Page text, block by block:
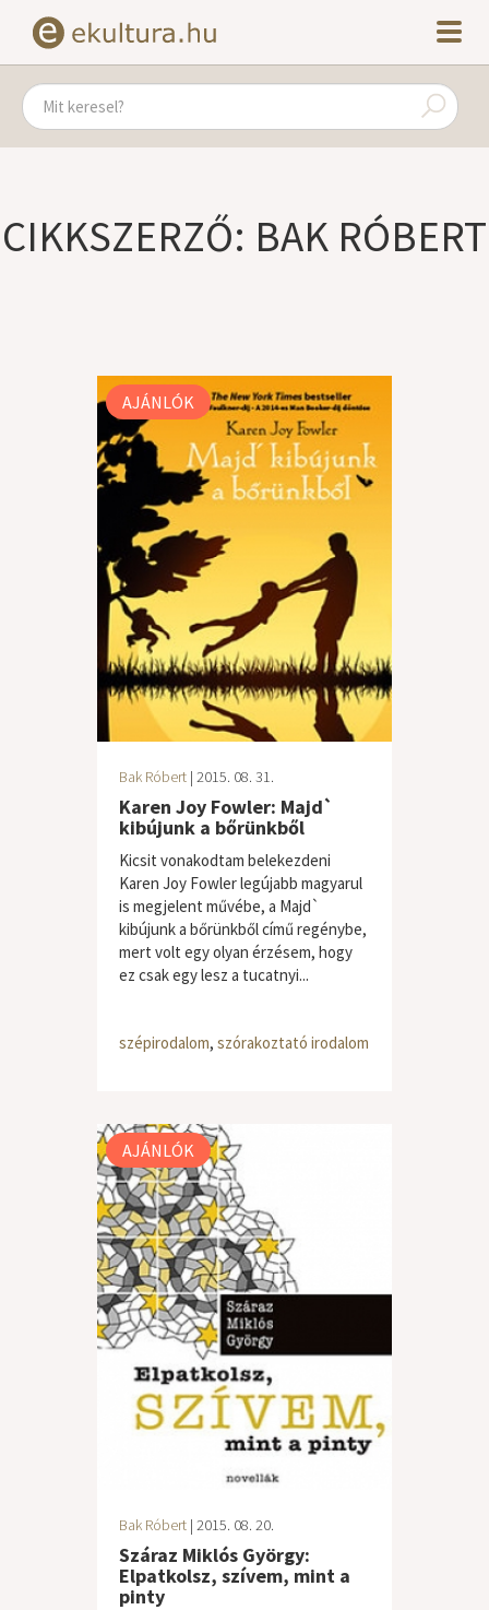
CIKKSZERZŐ: BAK RÓBERT
AJÁNLÓK
Bak Róbert | 2015. 08. 31.
Karen Joy Fowler: Majd`
kibújunk a bőrünkből
Kicsit vonakodtam belekezdeni
Karen Joy Fowler legújabb magyarul
is megjelent művébe, a Majd`
kibújunk a bőrünkből című regénybe,
mert volt egy olyan érzésem, hogy
ez csak egy lesz a tucatnyi...
szépirodalom, szórakoztató irodalom
AJÁNLÓK
Bak Róbert | 2015. 08. 20.
Száraz Miklós György:
Elpatkolsz, szívem, mint a
pinty